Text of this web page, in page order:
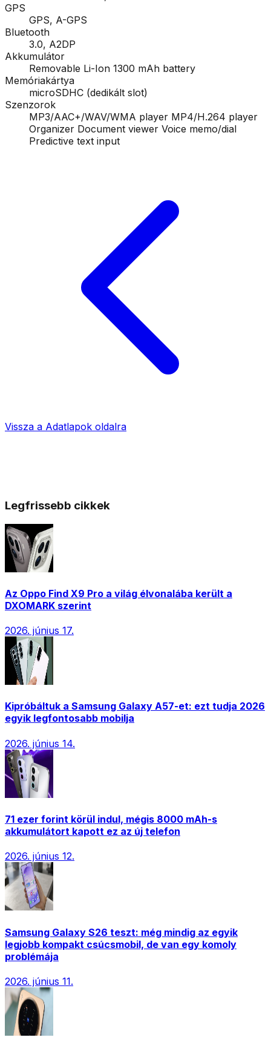
GPS
GPS, A-GPS
Bluetooth
3.0, A2DP
Akkumulátor
Removable Li-Ion 1300 mAh battery
Memóriakártya
microSDHC (dedikált slot)
Szenzorok
MP3/AAC+/WAV/WMA player MP4/H.264 player
Organizer Document viewer Voice memo/dial
Predictive text input
Vissza a Adatlapok oldalra
Legfrissebb cikkek
Az Oppo Find X9 Pro a világ élvonalába került a
DXOMARK szerint
2026. június 17.
Kipróbáltuk a Samsung Galaxy A57-et: ezt tudja 2026
egyik legfontosabb mobilja
2026. június 14.
71 ezer forint körül indul, mégis 8000 mAh-s
akkumulátort kapott ez az új telefon
2026. június 12.
Samsung Galaxy S26 teszt: még mindig az egyik
legjobb kompakt csúcsmobil, de van egy komoly
problémája
2026. június 11.